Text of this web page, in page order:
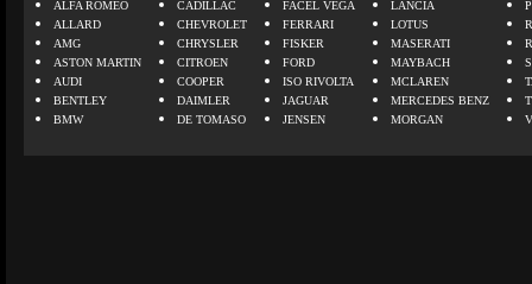
ALFA ROMEO
ALLARD
AMG
ASTON MARTIN
AUDI
BENTLEY
BMW
CADILLAC
CHEVROLET
CHRYSLER
CITROEN
COOPER
DAIMLER
DE TOMASO
FACEL VEGA
FERRARI
FISKER
FORD
ISO RIVOLTA
JAGUAR
JENSEN
LANCIA
LOTUS
MASERATI
MAYBACH
MCLAREN
MERCEDES BENZ
MORGAN